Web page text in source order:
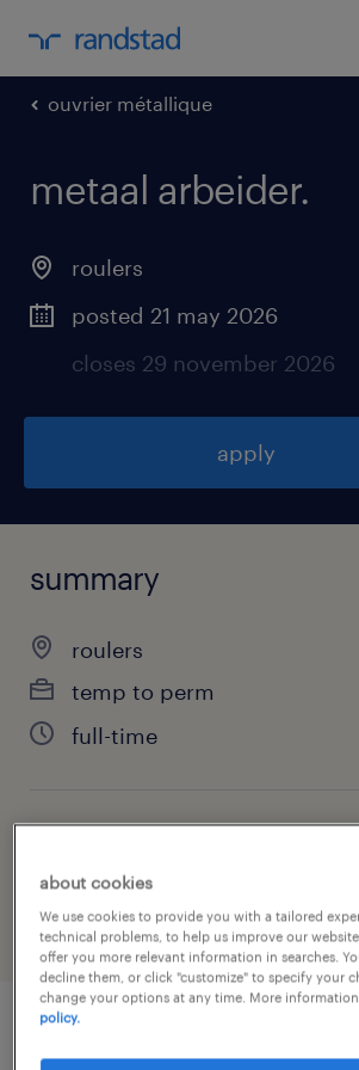
ouvrier métallique
metaal arbeider.
roulers
posted 21 may 2026
closes 29 november 2026
apply
summary
roulers
temp to perm
full-time
engineering
job details
about cookies
We use cookies to provide you with a tailored
technical problems, to help us improve our
offer you more relevant information in searches.
decline them, or click "customize" to specify your
change your options at any time. More
policy.